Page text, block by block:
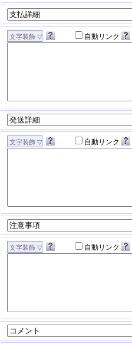
自動リンク
自動リンク
自動リンク